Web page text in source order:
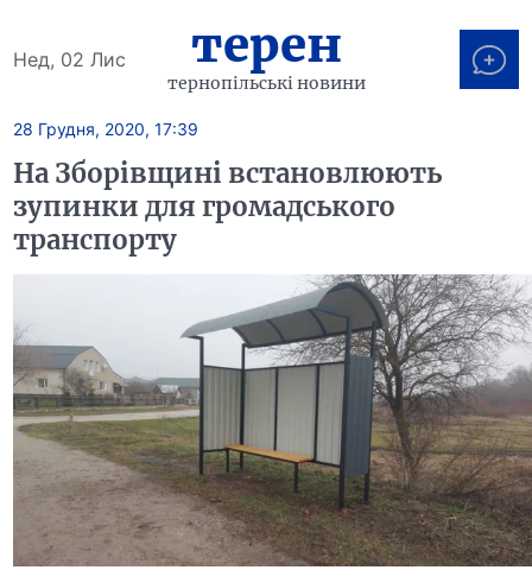
Нед, 02 Лис терен
тернопільські новини
28 Грудня, 2020, 17:39
На Зборівщині встановлюють
зупинки для громадського
транспорту